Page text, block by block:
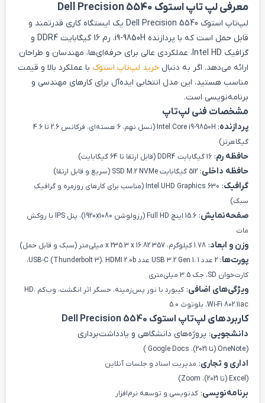
معرفی لپ تاپ استوک Dell Precision 5540
لپ‌تاپ استوک Dell Precision 5540 یک ایستگاه کاری قدرتمند و
قابل حمل است که با پردازنده i9-9850H، رم 16 گیگابایت DDR4 و
گرافیک Intel HD، عملکردی عالی برای حرفه‌ای‌ها، مهندسان و طراحان
ارائه می‌دهد. اگر به دنبال خرید لپ‌تاپ استوک با عملکرد بالا و قیمت
مناسب هستید، این مدل انتخابی ایده‌آل برای کارهای مهندسی و
برنامه‌نویسی است.
مشخصات فنی لپ‌تاپ
پردازنده:
Intel Core i9-9850H (نسل نهم، 6 هسته‌ای، فرکانس 2.6 تا 4.6
گیگاهرتز)
حافظه رم: 16 گیگابایت DDR4 (قابل ارتقا تا 64 گیگابایت)
حافظه داخلی: 512 گیگابایت SSD M.2 NVMe (سریع و قابل ارتقا)
گرافیک:
Intel UHD Graphics 630 (مناسب برای کارهای روزمره و گرافیک
سبک)
صفحه‌نمایش:
15.6 اینچ Full HD (رزولوشن 1920x1080)، پنل IPS با روکش
مات
وزن و ابعاد: 1.78 کیلوگرم، 357 x 235.3 x 16.82 میلی‌متر (سبک و قابل حمل)
پورت‌ها:
2 عدد USB 3.2 Gen 1، 1 عدد USB-C (Thunderbolt 3)، HDMI 2.0b،
کارت‌خوان SD، جک 3.5 میلی‌متری
ویژگی‌های اضافی:
کیبورد با نور پس‌زمینه، حسگر اثر انگشت، وب‌کم HD،
Wi-Fi 802.11ac، بلوتوث 5.0
کاربردهای لپ‌تاپ استوک Dell Precision 5540
دانشجویی: پروژه‌های دانشگاهی و یادداشت‌برداری
( OneNote (تا 2021)، Google Docs )
اداری و تجاری: مدیریت اسناد و جلسات آنلاین
(Excel (تا 2021)، Zoom)
برنامه‌نویسی: کدنویسی و توسعه نرم‌افزار